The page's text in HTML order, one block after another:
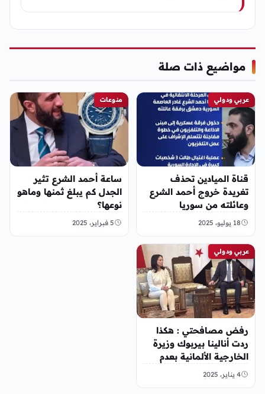
مواضيع ذات صلة
عربي ودولي
قناة الميادين تحذف
تغريدة خروج أحمد الشرع
وعائلته من سوريا
18 يوليو، 2025
منوعات
ساعة أحمد الشرع تثير
الجدل كم يبلغ ثمنها وماهو
نوعها؟
5 فبراير، 2025
عربي ودولي
رفض مصافحتي : هكذا
ردت أنالينا بيربوك وزيرة
الخارجية الألمانية بعدم
مصافحة أحمد الشرع لها
4 يناير، 2025